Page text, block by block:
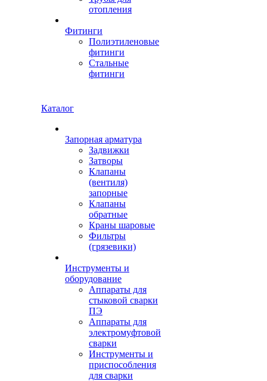
отопления
Фитинги
Полиэтиленовые
фитинги
Стальные
фитинги
Каталог
Запорная арматура
Задвижки
Затворы
Клапаны
(вентиля)
запорные
Клапаны
обратные
Краны шаровые
Фильтры
(грязевики)
Инструменты и
оборудование
Аппараты для
стыковой сварки
ПЭ
Аппараты для
электромуфтовой
сварки
Инструменты и
приспособления
для сварки